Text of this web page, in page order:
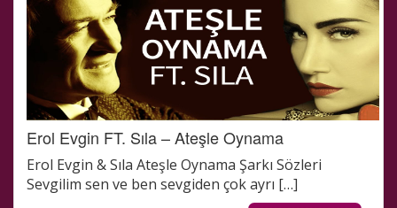
Erol Evgin FT. Sıla – Ateşle Oynama
Erol Evgin & Sıla Ateşle Oynama Şarkı Sözleri
Sevgilim sen ve ben sevgiden çok ayrı […]